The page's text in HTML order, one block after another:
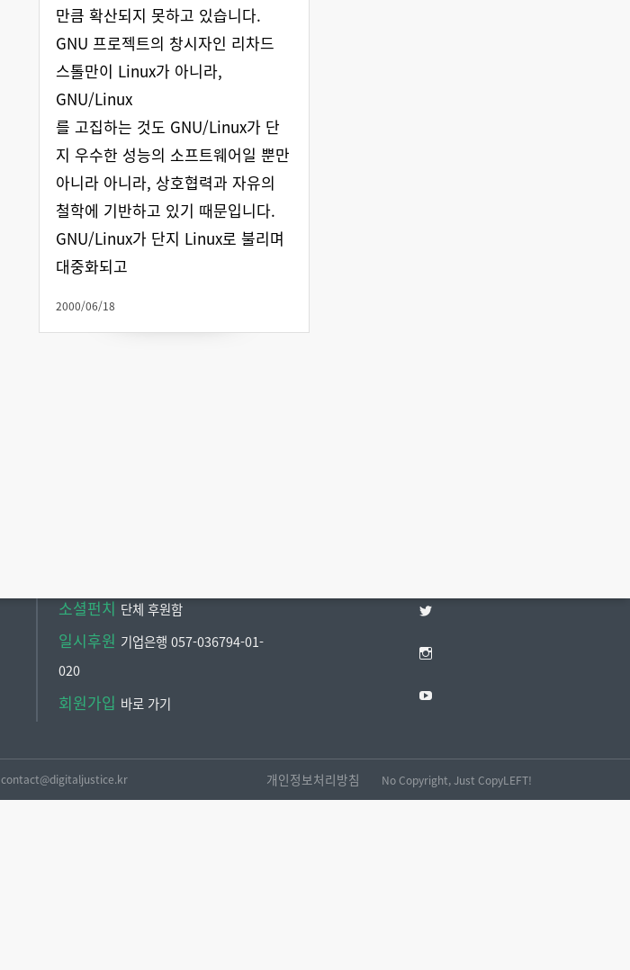
만큼 확산되지 못하고 있습니다.
GNU 프로젝트의 창시자인 리차드
스톨만이 Linux가 아니라,
GNU/Linux
를 고집하는 것도 GNU/Linux가 단
지 우수한 성능의 소프트웨어일 뿐만
아니라 아니라, 상호협력과 자유의
철학에 기반하고 있기 때문입니다.
GNU/Linux가 단지 Linux로 불리며
대중화되고
2000/06/18
소셜펀치 단체 후원함
일시후원 기업은행 057-036794-01-
020
회원가입 바로 가기
contact@digitaljustice.kr 개인정보처리방침 No Copyright, Just CopyLEFT!